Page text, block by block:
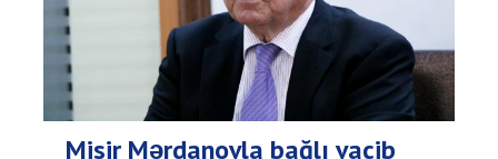
Misir Mərdanovla bağlı vacib